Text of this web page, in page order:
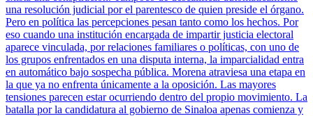
una resolución judicial por el parentesco de quien preside el órgano.
Pero en política las percepciones pesan tanto como los hechos. Por
eso cuando una institución encargada de impartir justicia electoral
aparece vinculada, por relaciones familiares o políticas, con uno de
los grupos enfrentados en una disputa interna, la imparcialidad entra
en automático bajo sospecha pública. Morena atraviesa una etapa en
la que ya no enfrenta únicamente a la oposición. Las mayores
tensiones parecen estar ocurriendo dentro del propio movimiento. La
batalla por la candidatura al gobierno de Sinaloa apenas comienza y